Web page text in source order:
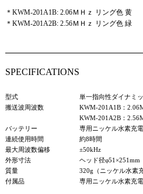
＊KWM-201A1B: 2.06ＭＨｚ リング色 黄
＊KWM-201A2B: 2.56ＭＨｚ リング色 緑
SPECIFICATIONS
型式
単一指向性ダイナミ
搬送波周波数
KWM-201A1B：
KWM-201A2B：
バッテリー
専用ニッケル水素充
連続使用時間
約8時間
最大周波数偏移
±50kHz
外形寸法
ヘッド径φ51×251mm
質量
320g（ニッケル水素
付属品
専用ニッケル水素充